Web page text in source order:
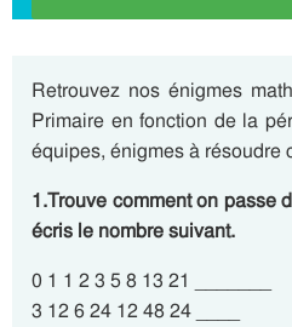
Retrouvez nos énigmes
Primaire en fonction de la
équipes, énigmes à résoudre
1.Trouve comment on passe
écris le nombre suivant.
0 1 1 2 3 5 8 13 21 _______
3 12 6 24 12 48 24 ____